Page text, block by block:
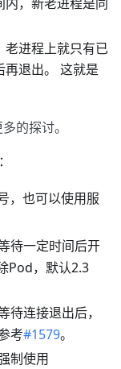
老进程上就只有已
退出。 这就是
的探讨。
，也可以使用服
待一定时间后开
Pod，默认2.3
待连接退出后，
考#1579。
制使用